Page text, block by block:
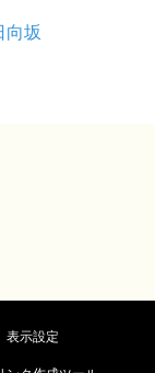
向坂
表示設定